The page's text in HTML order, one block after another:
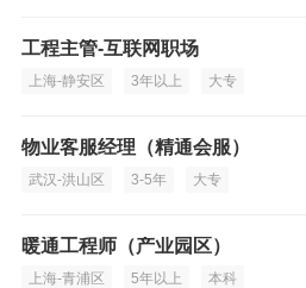
工程主管-互联网职场
上海-静安区 3年以上 大专
物业客服经理（精通会服）
武汉-洪山区 3-5年 大专
暖通工程师（产业园区）
上海-青浦区 5年以上 本科